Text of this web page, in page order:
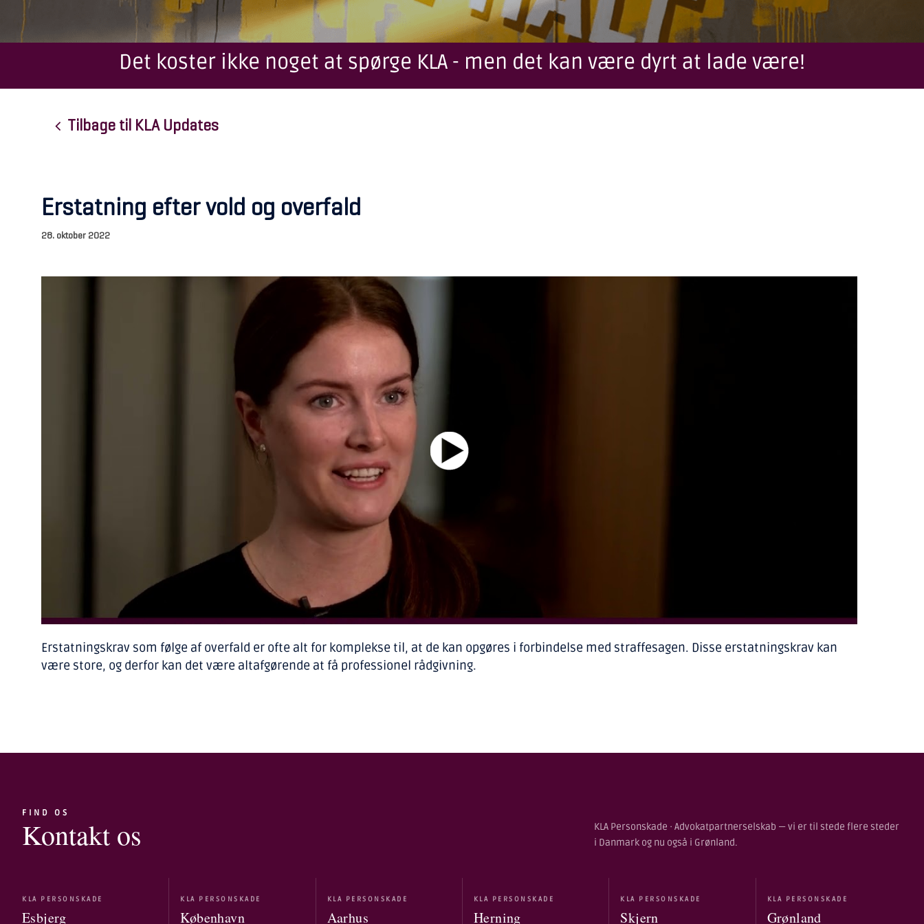
Det koster ikke noget at spørge KLA - men det kan være dyrt at lade være!
Tilbage til KLA Updates
Erstatning efter vold og overfald
28. oktober 2022
Erstatningskrav som følge af overfald er ofte alt for komplekse til, at de kan opgøres i forbindelse med straffesagen. Disse erstatningskrav kan
være store, og derfor kan det være altafgørende at få professionel rådgivning.
FIND OS
Kontakt os
KLA Personskade · Advokatpartnerselskab — vi er til stede flere steder
i Danmark og nu også i Grønland.
KLA PERSONSKADE
Esbjerg
KLA PERSONSKADE
København
KLA PERSONSKADE
Aarhus
KLA PERSONSKADE
Herning
KLA PERSONSKADE
Skjern
KLA PERSONSKADE
Grønland